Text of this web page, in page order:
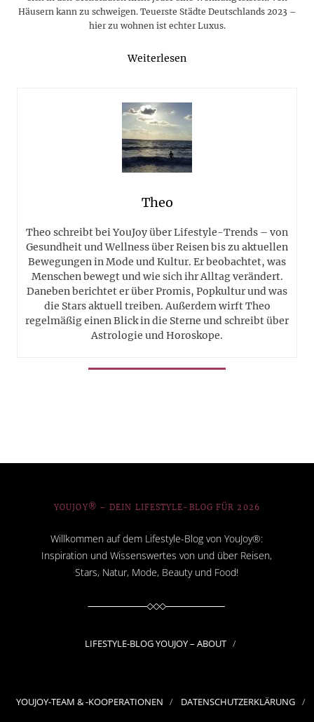
Häusern kann zu schweigen. Teuerste Städte Deutschlands 2023 –
hier zu wohnen ist echter Luxus.
Weiterlesen
Theo
Theo schreibt bei YouJoy über Lifestyle-Trends – von
Gesundheit und Wellness über Reisen bis zu aktuellen
Bewegungen in Mode und Kultur. Er beobachtet, was
Menschen bewegt und wie sich ihr Alltag verändert.
Daneben berichtet er über Promis, Popkultur und was
die Stars aktuell treiben. Außerdem wirft Theo
regelmäßig einen Blick in die Sterne und schreibt über
Astrologie und Horoskope.
YOUJOY® – DEIN LIFESTYLE-BLOG FÜR 2026
Willkommen auf dem Lifestyle-Blog von YouJoy®:
Inspiration und Wissenswertes von und über Reisen,
Stars, Natur, Mode, Beauty und Food!
LIFESTYLE-BLOG YOUJOY – ABOUT
YOUJOY-TEAM & -KOOPERATIONEN DATENSCHUTZERKLÄRUNG